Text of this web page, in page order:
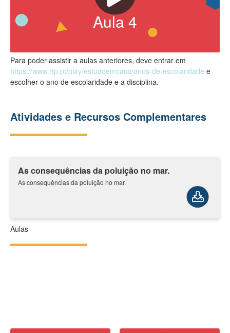
Aula 4
Para poder assistir a aulas anteriores, deve entrar em
https://www.rtp.pt/play/estudoemcasa/anos-de-escolaridade e
escolher o ano de escolaridade e a disciplina.
Atividades e Recursos Complementares
As consequências da poluição no mar.
As consequências da poluição no mar.
Aulas